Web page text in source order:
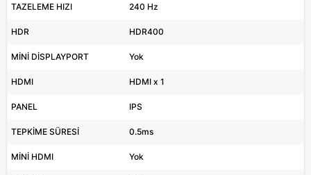
TAZELEME HIZI 240 Hz
HDR HDR400
MİNİ DİSPLAYPORT Yok
HDMI HDMI x 1
PANEL IPS
TEPKİME SÜRESİ 0.5ms
MİNİ HDMI Yok